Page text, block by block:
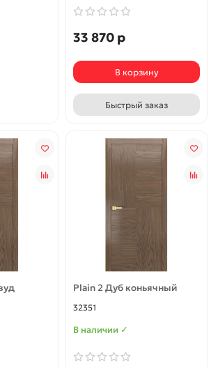
33 870 р
В корзину
Быстрый заказ
Plain 2 Дуб коньячный
32351
В наличии ✓